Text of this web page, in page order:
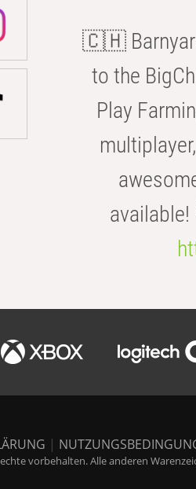
🇨🇭
to the
Play
|
vorbehalten. Alle anderen